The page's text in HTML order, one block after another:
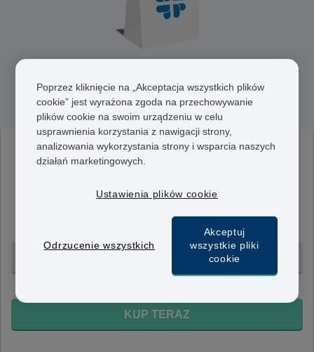
Tybolon
Livial
Jedna tabletka zawiera 2,5 mg tibolonu. Stosuje się ją
KUP TERAZ
Poprzez kliknięcie na „Akceptacja wszystkich plików
cookie” jest wyrażona zgoda na przechowywanie
plików cookie na swoim urządzeniu w celu
usprawnienia korzystania z nawigacji strony,
analizowania wykorzystania strony i wsparcia naszych
działań marketingowych.
Ustawienia plików cookie
Odrzucenie wszystkich
Akceptuj
wszystkie pliki
cookie